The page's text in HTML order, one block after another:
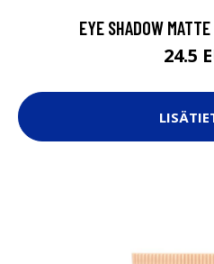
EYE SHADOW
24.5